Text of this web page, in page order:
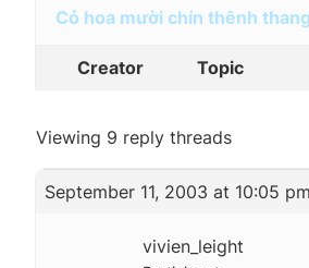
Cỏ hoa mười chín thênh
Creator Topic
Viewing 9 reply threads
September 11, 2003 at 10:05 pm
vivien_leight